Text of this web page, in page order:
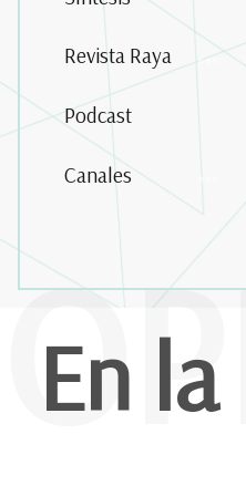
Revista Raya
Podcast
Canales
En la